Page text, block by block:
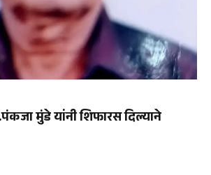
मुंडे यांनी शिफारस दिल्याने